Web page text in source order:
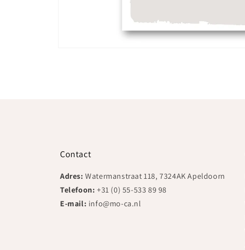
Contact
Adres:Watermanstraat 118, 7324AK Apeldoorn
Telefoon: +31 (0) 55-533 89 98
E-mail: info@mo-ca.nl